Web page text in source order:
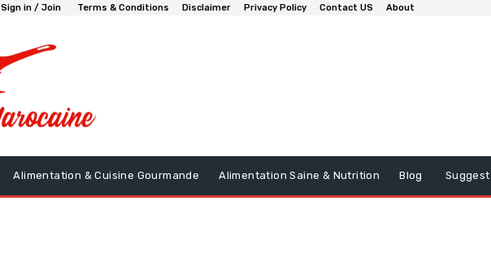
Sign in / Join Terms & Conditions Disclaimer Privacy Policy Contact US About
Alimentation & Cuisine Gourmande Alimentation Saine & Nutrition Blog Suggest